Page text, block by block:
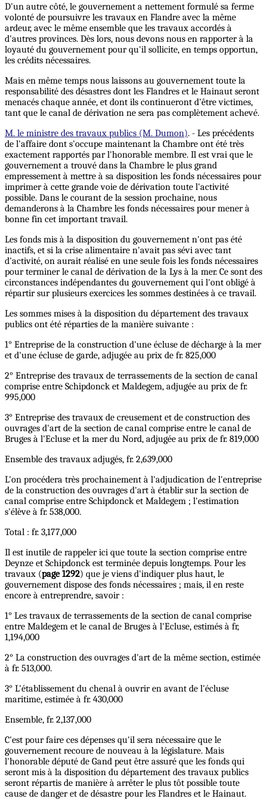
D'un autre côté, le gouvernement a nettement formulé sa ferme
volonté de poursuivre les travaux en Flandre avec la même
ardeur, avec le même ensemble que les travaux accordés à
d'autres provinces. Dès lors, nous devons nous en rapporter à la
loyauté du gouvernement pour qu'il sollicite, en temps opportun,
les crédits nécessaires.
Mais en même temps nous laissons au gouvernement toute la
responsabilité des désastres dont les Flandres et le Hainaut seront
menacés chaque année, et dont ils continueront d'être victimes,
tant que le canal de dérivation ne sera pas complètement achevé.
M. le ministre des travaux publics (M. Dumon). - Les précédents
de l'affaire dont s'occupe maintenant la Chambre ont été très
exactement rapportés par l'honorable membre. Il est vrai que le
gouvernement a trouvé dans la Chambre le plus grand
empressement à mettre à sa disposition les fonds nécessaires pour
imprimer à cette grande voie de dérivation toute l'activité
possible. Dans le courant de la session prochaine, nous
demanderons à la Chambre les fonds nécessaires pour mener à
bonne fin cet important travail.
Les fonds mis à la disposition du gouvernement n'ont pas été
inactifs, et si la crise alimentaire n'avait pas sévi avec tant
d'activité, on aurait réalisé en une seule fois les fonds nécessaires
pour terminer le canal de dérivation de la Lys à la mer. Ce sont des
circonstances indépendantes du gouvernement qui l'ont obligé à
répartir sur plusieurs exercices les sommes destinées à ce travail.
Les sommes mises à la disposition du département des travaux
publics ont été réparties de la manière suivante :
1° Entreprise de la construction d'une écluse de décharge à la mer
et d'une écluse de garde, adjugée au prix de fr. 825,000
2° Entreprise des travaux de terrassements de la section de canal
comprise entre Schipdonck et Maldegem, adjugée au prix de fr.
995,000
3° Entreprise des travaux de creusement et de construction des
ouvrages d'art de la section de canal comprise entre le canal de
Bruges à l'Ecluse et la mer du Nord, adjugée au prix de fr. 819,000
Ensemble des travaux adjugés, fr. 2,639,000
L'on procédera très prochainement à l'adjudication de l'entreprise
de la construction des ouvrages d'art à établir sur la section de
canal comprise entre Schipdonck et Maldegem ; l'estimation
s'élève à fr. 538,000.
Total : fr. 3,177,000
Il est inutile de rappeler ici que toute la section comprise entre
Deynze et Schipdonck est terminée depuis longtemps. Pour les
travaux (page 1292) que je viens d'indiquer plus haut, le
gouvernement dispose des fonds nécessaires ; mais, il en reste
encore à entreprendre, savoir :
1° Les travaux de terrassements de la section de canal comprise
entre Maldegem et le canal de Bruges à l'Ecluse, estimés à fr,
1,194,000
2° La construction des ouvrages d'art de la même section, estimée
à fr. 513,000.
3° L'établissement du chenal à ouvrir en avant de l'écluse
maritime, estimée à fr. 430,000
Ensemble, fr. 2,137,000
C'est pour faire ces dépenses qu'il sera nécessaire que le
gouvernement recoure de nouveau à la législature. Mais
l'honorable député de Gand peut être assuré que les fonds qui
seront mis à la disposition du département des travaux publics
seront répartis de manière à arrêter le plus tôt possible toute
cause de danger et de désastre pour les Flandres et le Hainaut.